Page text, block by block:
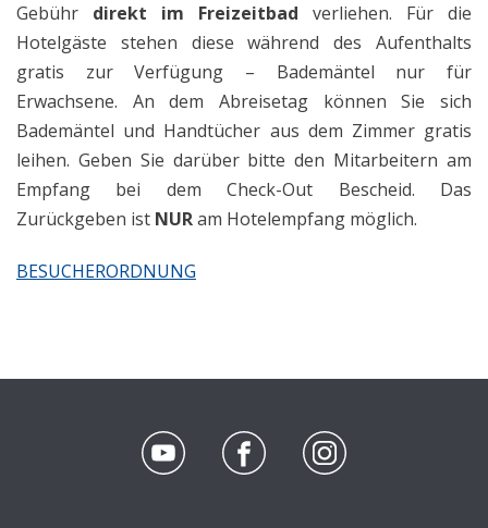
Gebühr direkt im Freizeitbad verliehen. Für die
Hotelgäste stehen diese während des Aufenthalts
gratis zur Verfügung – Bademäntel nur für
Erwachsene. An dem Abreisetag können Sie sich
Bademäntel und Handtücher aus dem Zimmer gratis
leihen. Geben Sie darüber bitte den Mitarbeitern am
Empfang bei dem Check-Out Bescheid. Das
Zurückgeben ist NURam Hotelempfang möglich.
BESUCHERORDNUNG